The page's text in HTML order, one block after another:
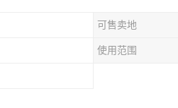
可售卖地
使用范围